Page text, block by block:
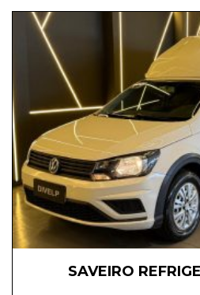
SAVEIRO